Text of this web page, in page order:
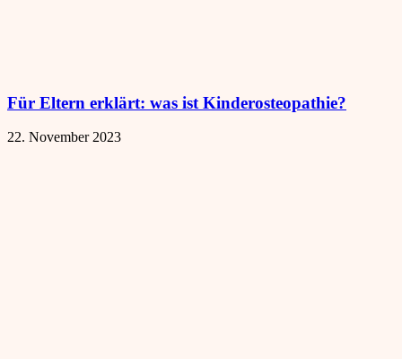
Für Eltern erklärt: was ist Kinderosteopathie?
22. November 2023